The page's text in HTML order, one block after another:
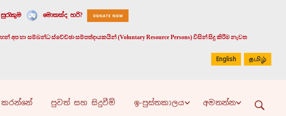
මොකක්ද හරි?
හා සම්බන්ධ ස්වේච්ඡා සම්පත්දායකයින් (Voluntary Resource Persons) විසින් සිදු කිරීම නැවත
English தமிழ்
පුවත් සහ සිදුවීම් ඉ-පුස්තකාලය අමතන්න